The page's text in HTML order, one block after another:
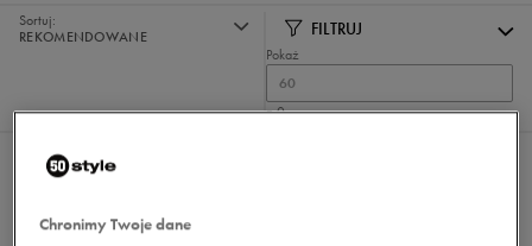
Sortuj:
REKOMENDOWANE
FILTRUJ
Pokaż
60
z 0
Nie wybrano filtrów
Chronimy Twoje dane